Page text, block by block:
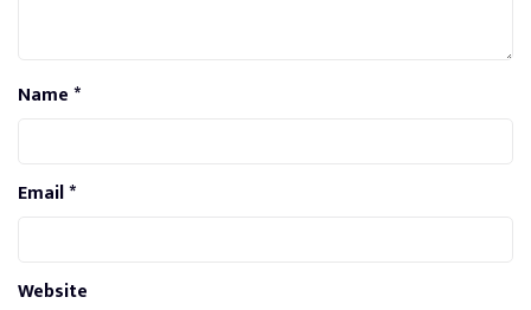
Name*
Email*
Website